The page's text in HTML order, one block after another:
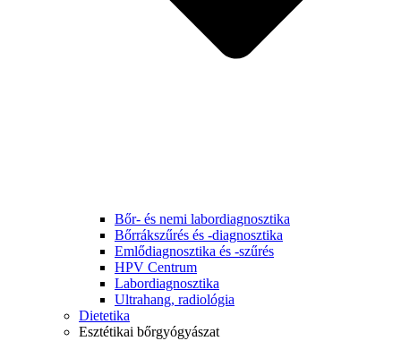
Bőr- és nemi labordiagnosztika
Bőrrákszűrés és -diagnosztika
Emlődiagnosztika és -szűrés
HPV Centrum
Labordiagnosztika
Ultrahang, radiológia
Dietetika
Esztétikai bőrgyógyászat